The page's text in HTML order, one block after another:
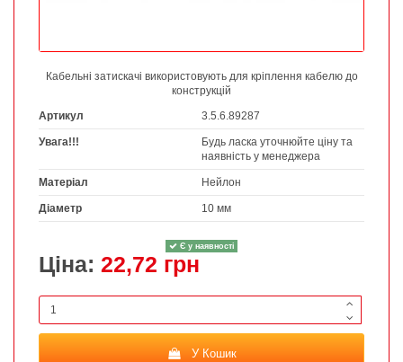
Кабельні затискачі використовують для кріплення кабелю до
конструкцій
Артикул
3.5.6.89287
Увага!!!
Будь ласка уточнюйте ціну та
наявність у менеджера
Матеріал Нейлон
Діаметр 10 мм
Є у наявності
Ціна: 22,72 грн
У Кошик